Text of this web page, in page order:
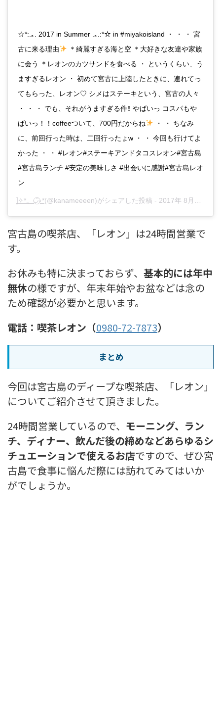
☆*:.｡. 2017 in Summer .｡.:*☆ in #miyakoisland ・ ・ ・ 宮
古に来る理由
＊綺麗すぎる海と空 ＊大好きな友達や家族
に会う ＊レオンのカツサンドを食べる ・ というくらい、う
ますぎるレオン ・ 初めて宮古に上陸したときに、連れてっ
てもらった、レオン♡ シメはステーキという、宮古の人々
・ ・ ・ でも、それがうますぎる件‼︎ やばいっ コスパもや
ばいっ！！coffeeついて、700円だからね
・ ・ ちなみ
に、前回行った時は、二回行ったょw ・ ・ 今回も行けてよ
かった ・ ・ #レオン#ステーキアンドタコスレオン#宮古島
#宮古島ランチ #安定の美味しさ #出会いに感謝#宮古島レオ
ン
⃞ ✧︎*。◡̈⃝︎⋆︎*(@kanameeeen)がシェアした投稿 - 2017年 8月月28日午前4時28分PDT
宮古島の喫茶店、「レオン」は24時間営業で
す。
お休みも特に決まっておらず、 基本的には年中
無休の様ですが、 年末年始やお盆などは念の
ため確認が必要かと思います。
電話：喫茶レオン（0980-72-7873）
まとめ
今回は宮古島のディープな喫茶店、「レオン」
についてご紹介させて頂きました。
24時間営業しているので、 モーニング、ラン
チ、ディナー、飲んだ後の締めなどあらゆるシ
チュエーションで使えるお店ですので、ぜひ宮
古島で食事に悩んだ際には訪れてみてはいか
がでしょうか。